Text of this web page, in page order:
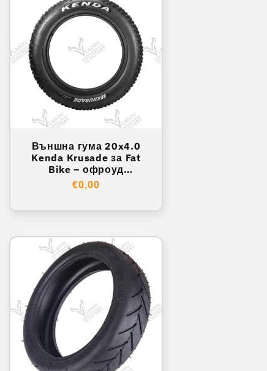
Външна гума 20x4.0
Kenda Krusade за Fat
Bike – офроуд
протектор
Обичайна
€0,00